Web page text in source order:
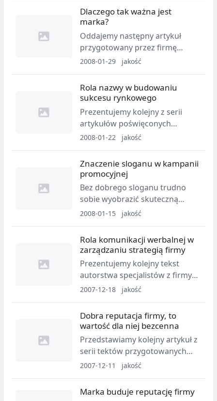
identyfikację wizualną firmy i
nową nazwę handlową: "AZOTY
Dlaczego tak ważna jest
marka?
Oddajemy następny artykuł
przygotowany przez firmę
Codes, która zajmuje się
i produktów. Tym razem autorzy
materiału przekonują, dlaczego
dla osiągnięcia sukcesu
promocyjnego i finansowego tak
ważne jest posiadanie uznanej
marki.
2008-01-29 jakość
Rola nazwy w budowaniu
sukcesu rynkowego
Prezentujemy kolejny z serii
artykułów poświęconych
budowie strategii
produktów. Autorami
publikowanych przez nas
tekstów są fachowcy z firm
ANAGRAM i Codes. Tym razem
przedstawiamy materiał
poświęcony znaczeniu nazw
marketingowych i roli jakie
odgrywają w osiągnięciu
rynkowego sukcesu.
2008-01-22 jakość
Znaczenie sloganu w kampanii
promocyjnej
Bez dobrego sloganu trudno
sobie wyobrazić skuteczną
kampanię promocyjną. W
slogan odzwierciedla istotę
danej marki, wówczas dla
każdego odbiorcy staje się
oczywisty. Prezentujemy kolejny
tekst przygotowany przez
specjalistów z firmy Anagram,
zajmującej się projektowaniem
nazw i symboli dla firm i
produktów.
2008-01-15 jakość
Rola komunikacji werbalnej w
zarządzaniu strategią firmy
Prezentujemy kolejny tekst
autorstwa specjalistów z firmy
Codes i ANAGRAM. Tym razem
sloganów reklamowych, haseł
wpływających na pozycję firmy.
Pokazuje tez w jaki sposób
powinno kreować się strategię
komunikacyjną w
przedsiębiorstwie i w jaki
sposób dobre nazewnictwo
2007-12-18 jakość
Dobra reputacja firmy, to
wartość dla niej bezcenna
Przedstawiamy kolejny artykuł z
serii tektów przygotowanych
przez specjalistów firmy CODES,
konkurencyjnej, służącej do
2007-12-11 jakość
Marka buduje reputację firmy